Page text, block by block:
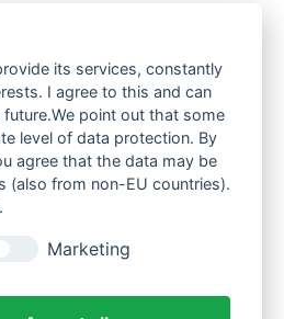
its services, constantly
I agree to this and can
point out that some
level of data protection. By
agree that the data may be
(also from non-EU countries).
Marketing